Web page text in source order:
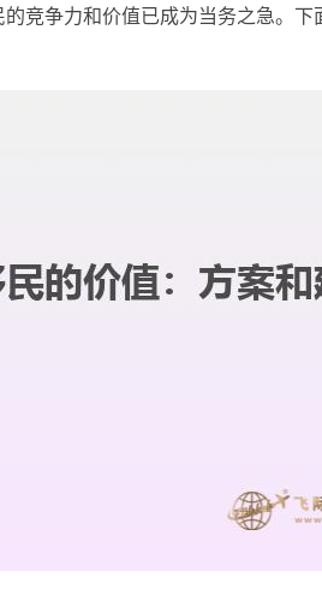
竞争力和价值已成为当务之急。